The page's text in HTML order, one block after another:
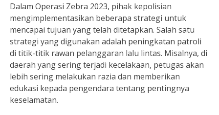
Dalam Operasi Zebra 2023, pihak kepolisian
mengimplementasikan beberapa strategi untuk
mencapai tujuan yang telah ditetapkan. Salah satu
strategi yang digunakan adalah peningkatan patroli
di titik-titik rawan pelanggaran lalu lintas. Misalnya, di
daerah yang sering terjadi kecelakaan, petugas akan
lebih sering melakukan razia dan memberikan
edukasi kepada pengendara tentang pentingnya
keselamatan.